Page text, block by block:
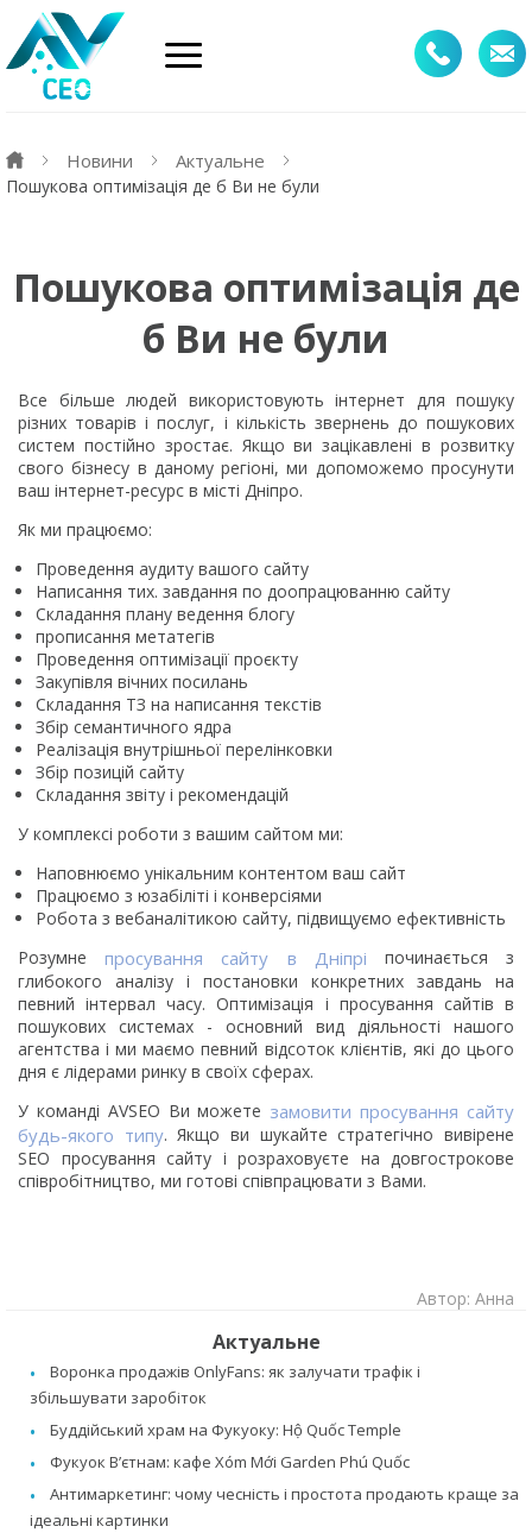
Новини Актуальне
Пошукова оптимізація де б Ви не були
Пошукова оптимізація де
б Ви не були
Все більше людей використовують інтернет для пошуку
різних товарів і послуг, і кількість звернень до пошукових
систем постійно зростає. Якщо ви зацікавлені в розвитку
свого бізнесу в даному регіоні, ми допоможемо просунути
ваш інтернет-ресурс в місті Дніпро.
Як ми працюємо:
Проведення аудиту вашого сайту
Написання тих. завдання по доопрацюванню сайту
Складання плану ведення блогу
прописання метатегів
Проведення оптимізації проєкту
Закупівля вічних посилань
Складання ТЗ на написання текстів
Збір семантичного ядра
Реалізація внутрішньої перелінковки
Збір позицій сайту
Складання звіту і рекомендацій
У комплексі роботи з вашим сайтом ми:
Наповнюємо унікальним контентом ваш сайт
Працюємо з юзабіліті і конверсіями
Робота з вебаналітикою сайту, підвищуємо ефективність
Розумнепросування сайту в Дніпрі починається з
глибокого аналізу і постановки конкретних завдань на
певний інтервал часу. Оптимізація і просування сайтів в
пошукових системах - основний вид діяльності нашого
агентства і ми маємо певний відсоток клієнтів, які до цього
дня є лідерами ринку в своїх сферах.
У команді AVSEO Ви можете замовити просування сайту
будь-якого типу. Якщо ви шукайте стратегічно вивірене
SEO просування сайту і розраховуєте на довгострокове
співробітництво, ми готові співпрацювати з Вами.
Автор: Анна
Актуальне
Воронка продажів OnlyFans: як залучати трафік і
збільшувати заробіток
Буддійський храм на Фукуоку: Hộ Quốc Temple
Фукуок В’єтнам: кафе Xóm Mới Garden Phú Quốc
Антимаркетинг: чому чесність і простота продають краще за
ідеальні картинки